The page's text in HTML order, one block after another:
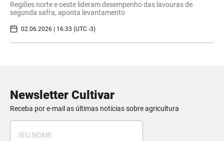
Regiões norte e oeste lideram desempenho das lavouras de
segunda safra, aponta levantamento
02.06.2026 | 16:33 (UTC -3)
Newsletter Cultivar
Receba por e-mail as últimas notícias sobre agricultura